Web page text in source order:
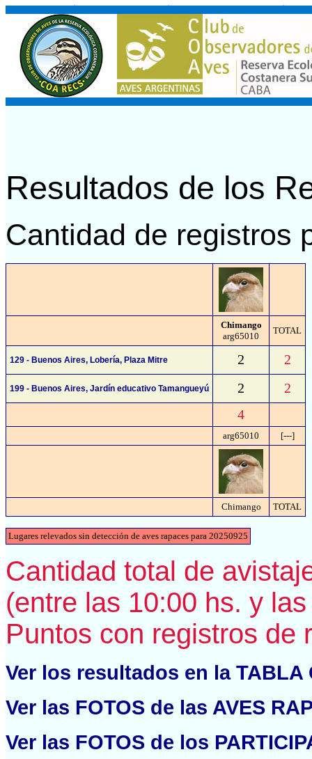
Resultados de los
Cantidad de registros
Chimango
arg65010
TOTAL
129 - Buenos Aires, Lobería, Plaza Mitre 2 2
199 - Buenos Aires, Jardín educativo Tamangueyú 2
2
4
arg65010 [---]
Chimango TOTAL
Lugares relevados sin detección de aves rapaces para 20250925
Cantidad total de
(entre las 10:00 hs. y
Puntos con registros de
Ver los resultados en la TABLA
Ver las FOTOS de las AVES
Ver las FOTOS de los